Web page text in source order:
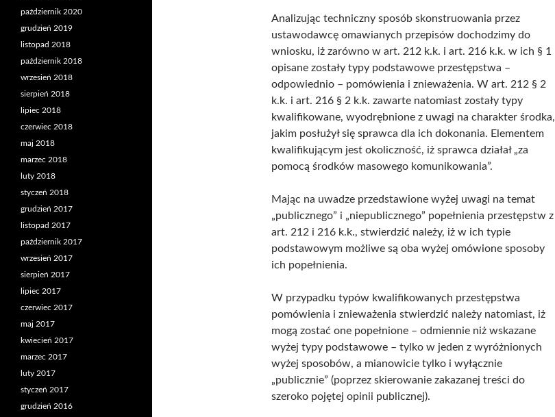
Analizując techniczny sposób skonstruowania przez
ustawodawcę omawianych przepisów dochodzimy do
wniosku, iż zarówno w art. 212 k.k. i art. 216 k.k. w ich § 1
opisane zostały typy podstawowe przestępstwa –
odpowiednio – pomówienia i znieważenia. W art. 212 § 2
k.k. i art. 216 § 2 k.k. zawarte natomiast zostały typy
kwalifikowane, wyodrębnione z uwagi na charakter środka,
jakim posłużył się sprawca dla ich dokonania. Elementem
kwalifikującym jest okoliczność, iż sprawca działał „za
pomocą środków masowego komunikowania”.
Mając na uwadze przedstawione wyżej uwagi na temat
„publicznego” i „niepublicznego” popełnienia przestępstw z
art. 212 i 216 k.k., stwierdzić należy, iż w ich typie
podstawowym możliwe są oba wyżej omówione sposoby
ich popełnienia.
W przypadku typów kwalifikowanych przestępstwa
pomówienia i znieważenia stwierdzić należy natomiast, iż
mogą zostać one popełnione – odmiennie niż wskazane
wyżej typy podstawowe – tylko w jeden z wyróżnionych
wyżej sposobów, a mianowicie tylko i wyłącznie
„publicznie” (poprzez skierowanie zakazanej treści do
szeroko pojętej opinii publicznej).
październik 2020
grudzień 2019
listopad 2018
październik 2018
wrzesień 2018
sierpień 2018
lipiec 2018
czerwiec 2018
maj 2018
marzec 2018
luty 2018
styczeń 2018
grudzień 2017
listopad 2017
październik 2017
wrzesień 2017
sierpień 2017
lipiec 2017
czerwiec 2017
maj 2017
kwiecień 2017
marzec 2017
luty 2017
styczeń 2017
grudzień 2016